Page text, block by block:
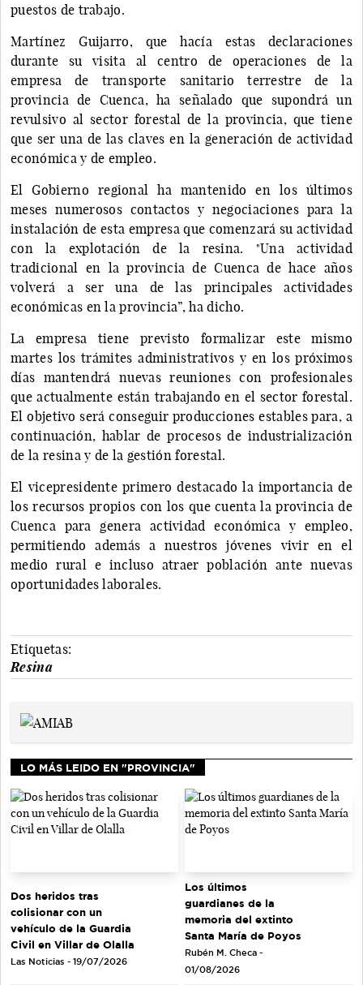
puestos de trabajo.
Martínez Guijarro, que hacía estas declaraciones
durante su visita al centro de operaciones de la
empresa de transporte sanitario terrestre de la
provincia de Cuenca, ha señalado que supondrá un
revulsivo al sector forestal de la provincia, que tiene
que ser una de las claves en la generación de actividad
económica y de empleo.
El Gobierno regional ha mantenido en los últimos
meses numerosos contactos y negociaciones para la
instalación de esta empresa que comenzará su actividad
con la explotación de la resina. "Una actividad
tradicional en la provincia de Cuenca de hace años
volverá a ser una de las principales actividades
económicas en la provincia”, ha dicho.
La empresa tiene previsto formalizar este mismo
martes los trámites administrativos y en los próximos
días mantendrá nuevas reuniones con profesionales
que actualmente están trabajando en el sector forestal.
El objetivo será conseguir producciones estables para, a
continuación, hablar de procesos de industrialización
de la resina y de la gestión forestal.
El vicepresidente primero destacado la importancia de
los recursos propios con los que cuenta la provincia de
Cuenca para genera actividad económica y empleo,
permitiendo además a nuestros jóvenes vivir en el
medio rural e incluso atraer población ante nuevas
oportunidades laborales.
Etiquetas:
Resina
LO MÁS LEIDO EN "PROVINCIA"
Dos heridos tras
colisionar con un
vehículo de la Guardia
Civil en Villar de Olalla
Las Noticias - 19/07/2026
Los últimos
guardianes de la
memoria del extinto
Santa María de Poyos
Rubén M. Checa -
01/08/2026